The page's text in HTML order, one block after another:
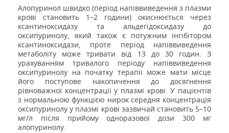
Алопуринол швидко (період напіввиведення з плазми
крові становить 1–2 години) окиснюється через
ксантиноксидазу та альдегідоксидазу до
оксипуринолу, який також є потужним інгібітором
ксантиноксидази, проте період напіввиведення
метаболіту може тривати від 13 до 30 годин. З
урахуванням тривалого періоду напіввиведення
оксипуринолу на початку терапії може мати місце
його поступове накопичення до досягнення
рівноважної концентрації у плазмі крові. У пацієнтів
з нормальною функцією нирок середня концентрація
оксипуринолу у плазмі крові зазвичай становить 5–10
мг/л після прийому одноразової дози 300 мг
алопуринолу.